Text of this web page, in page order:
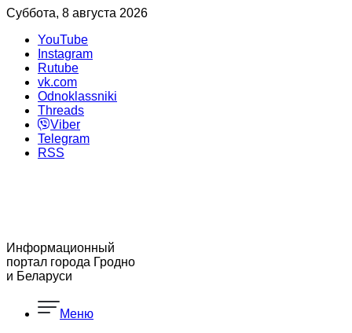
Суббота, 8 августа 2026
YouTube
Instagram
Rutube
vk.com
Odnoklassniki
Threads
Viber
Telegram
RSS
Информационный
портал города Гродно
и Беларуси
Меню